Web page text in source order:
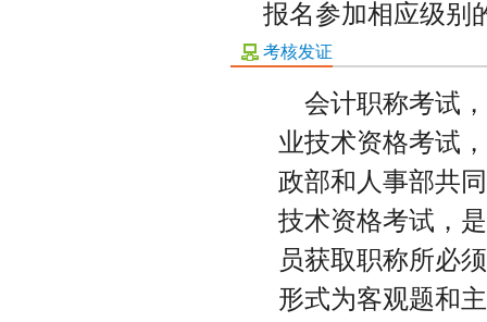
报名参加相应级别
考核发证
会计职称考试
业技术资格考试
政部和人事部共
技术资格考试，
员获取职称所必
形式为客观题和